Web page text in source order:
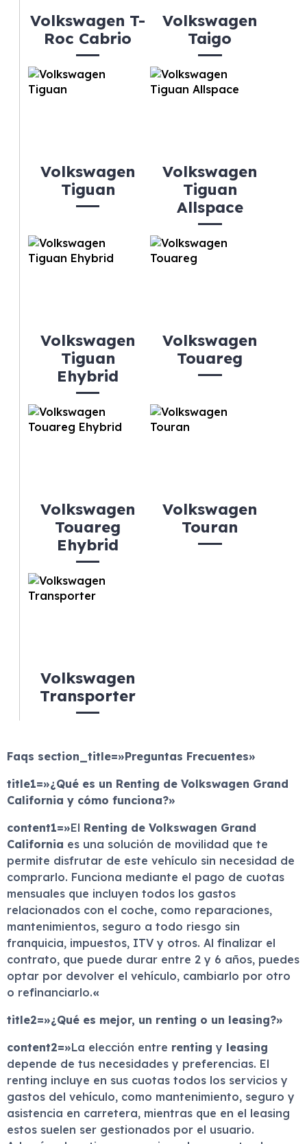
Volkswagen T-
Roc Cabrio
Volkswagen
Taigo
Volkswagen
Tiguan
Volkswagen
Tiguan
Allspace
Volkswagen
Tiguan
Ehybrid
Volkswagen
Touareg
Volkswagen
Touareg
Ehybrid
Volkswagen
Touran
Volkswagen
Transporter
Faqs section_title=»Preguntas Frecuentes»
title1=»¿Qué es un Renting de Volkswagen Grand
California y cómo funciona?»
content1=»El Renting de Volkswagen Grand
California es una solución de movilidad que te
permite disfrutar de este vehículo sin necesidad de
comprarlo. Funciona mediante el pago de cuotas
mensuales que incluyen todos los gastos
relacionados con el coche, como reparaciones,
mantenimientos, seguro a todo riesgo sin
franquicia, impuestos, ITV y otros. Al finalizar el
contrato, que puede durar entre 2 y 6 años, puedes
optar por devolver el vehículo, cambiarlo por otro
o refinanciarlo.«
title2=»¿Qué es mejor, un renting o un leasing?»
content2=»La elección entre renting y leasing
depende de tus necesidades y preferencias. El
renting incluye en sus cuotas todos los servicios y
gastos del vehículo, como mantenimiento, seguro y
asistencia en carretera, mientras que en el leasing
estos suelen ser gestionados por el usuario.